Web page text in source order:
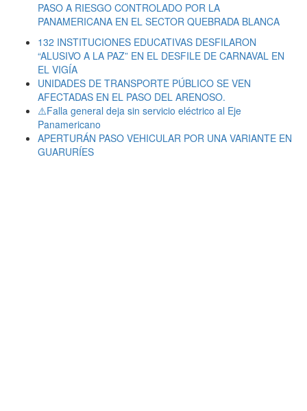
PASO A RIESGO CONTROLADO POR LA
PANAMERICANA EN EL SECTOR QUEBRADA BLANCA
132 INSTITUCIONES EDUCATIVAS DESFILARON
“ALUSIVO A LA PAZ” EN EL DESFILE DE CARNAVAL EN
EL VIGÍA
UNIDADES DE TRANSPORTE PÚBLICO SE VEN
AFECTADAS EN EL PASO DEL ARENOSO.
⚠️Falla general deja sin servicio eléctrico al Eje
Panamericano
APERTURÁN PASO VEHICULAR POR UNA VARIANTE EN
GUARURÍES